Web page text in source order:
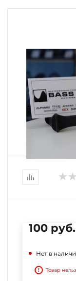
100
Нет в
! Товар